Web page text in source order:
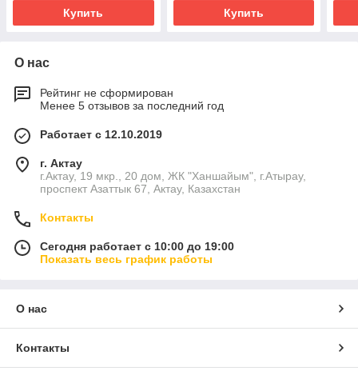
Купить Купить
О нас
Рейтинг не сформирован
Менее 5 отзывов за последний год
Работает с 12.10.2019
г. Актау
г.Актау, 19 мкр., 20 дом, ЖК "Ханшайым", г.Атырау,
проспект Азаттык 67, Актау, Казахстан
Контакты
Сегодня работает с 10:00 до 19:00
Показать весь график работы
О нас
Контакты